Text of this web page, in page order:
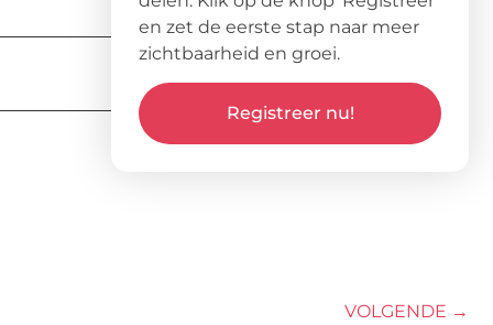
en zet de eerste stap naar meer
zichtbaarheid en groei.
Registreer nu!
VOLGENDE →